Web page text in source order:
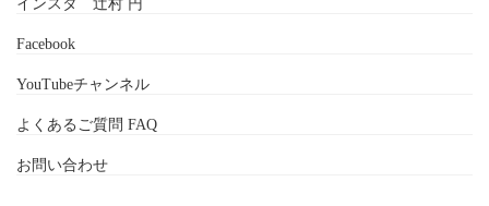
インスタ 辻村 円
Facebook
YouTubeチャンネル
よくあるご質問 FAQ
お問い合わせ